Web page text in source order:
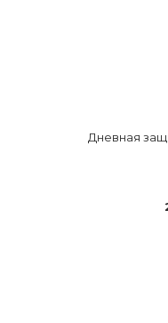
Дневная